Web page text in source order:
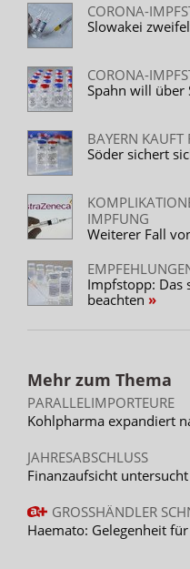
CORONA-
Slowakei
CORONA-
Spahn will über
BAYERN KAUFT
Söder sichert
IMPFUNG
Weiterer Fall
Impfstopp: Das
beachten
Mehr zum Thema
PARALLELIMPORTEURE
Kohlpharma expandiert
JAHRESABSCHLUSS
Finanzaufsicht
GROSSHÄNDLER
Haemato: Gelegenheit